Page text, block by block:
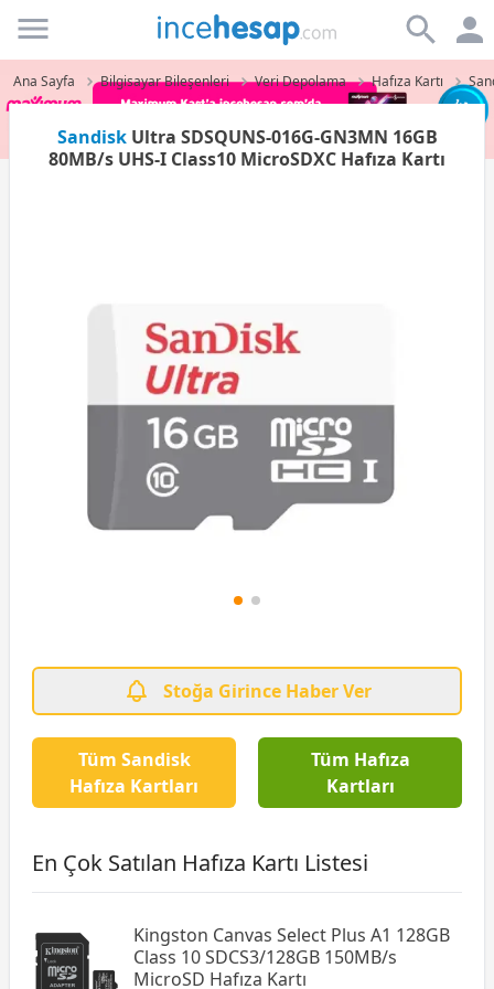
Incehesap
Ana Sayfa Bilgisayar Bileşenleri Veri Depolama Hafıza Kartı
SandiskUltra SDSQUNS-016G-GN3MN 16GB
80MB/s UHS-I Class10 MicroSDXC Hafıza Kartı
Stoğa Girince Haber Ver
Tüm Sandisk
Hafıza Kartları
Tüm Hafıza
Kartları
En Çok Satılan Hafıza Kartı Listesi
Kingston Canvas Select Plus A1 128GB
Class 10 SDCS3/128GB 150MB/s
MicroSD Hafıza Kartı